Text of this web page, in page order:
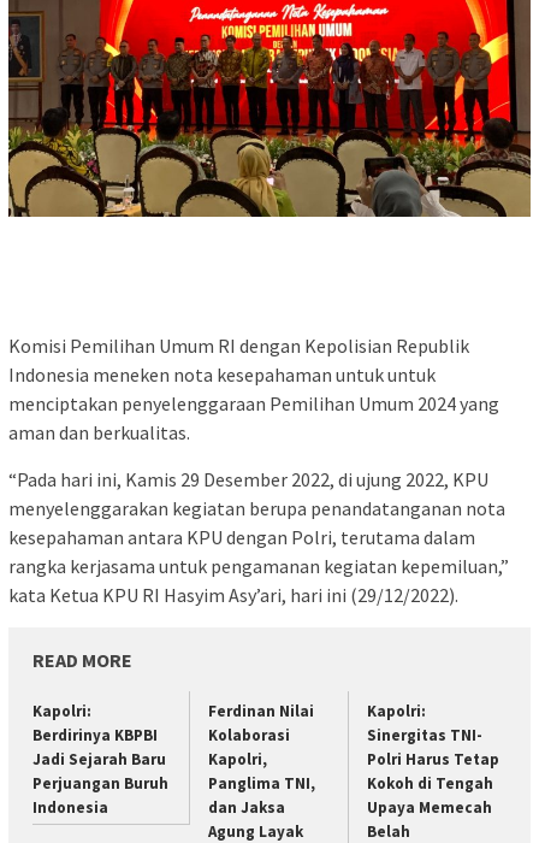
Komisi Pemilihan Umum RI dengan Kepolisian Republik
Indonesia meneken nota kesepahaman untuk untuk
menciptakan penyelenggaraan Pemilihan Umum 2024 yang
aman dan berkualitas.
“Pada hari ini, Kamis 29 Desember 2022, di ujung 2022, KPU
menyelenggarakan kegiatan berupa penandatanganan nota
kesepahaman antara KPU dengan Polri, terutama dalam
rangka kerjasama untuk pengamanan kegiatan kepemiluan,”
kata Ketua KPU RI Hasyim Asy’ari, hari ini (29/12/2022).
READ MORE
Kapolri:
Berdirinya KBPBI
Jadi Sejarah Baru
Perjuangan Buruh
Indonesia
Ferdinan Nilai
Kolaborasi
Kapolri,
Panglima TNI,
dan Jaksa
Agung Layak
Kapolri:
Sinergitas TNI-
Polri Harus Tetap
Kokoh di Tengah
Upaya Memecah
Belah